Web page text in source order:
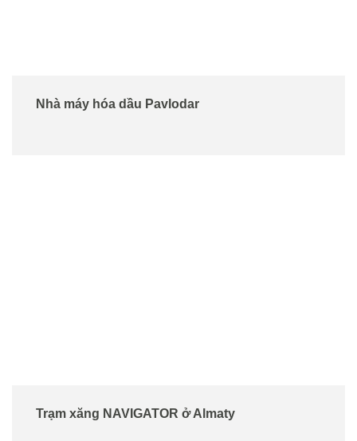
Nhà máy hóa dầu Pavlodar
Trạm xăng NAVIGATOR ở Almaty